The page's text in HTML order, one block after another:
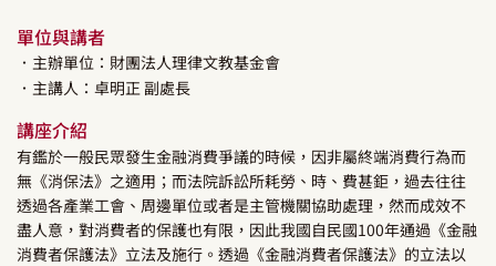
單位與講者
．主辦單位：財團法人理律文教基金會
．主講人： 卓明正副處長
講座介紹
有鑑於一般民眾發生金融消費爭議的時候，因非屬終端消費行為而
無《消保法》之適用；而法院訴訟所耗勞、時、費甚鉅，過去往往
透過各產業工會、周邊單位或者是主管機關協助處理，然而成效不
盡人意，對消費者的保護也有限，因此我國自民國100年通過《金融
消費者保護法》立法及施行。透過《金融消費者保護法》的立法以